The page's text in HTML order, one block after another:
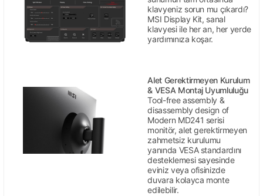
klavyeniz sorun mu çıkardı?
MSI Display Kit, sanal
klavyesi ile her an, her yerde
yardımınıza koşar.
Alet Gerektirmeyen Kurulum
& VESA Montaj Uyumluluğu
Tool-free assembly &
disassembly design of
Modern MD241 serisi
monitör, alet gerektirmeyen
zahmetsiz kurulumu
yanında VESA standardını
desteklemesi sayesinde
eviniz veya ofisinizde
duvara kolayca monte
edilebilir.